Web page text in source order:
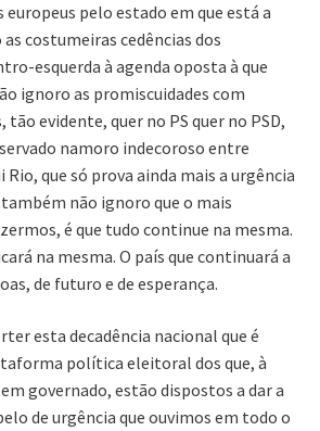
pelo estado em que está a
costumeiras cedências dos
esquerda à agenda oposta à que
ignoro as promiscuidades com
tão evidente, quer no PS quer no PSD,
namoro indecoroso entre
que só prova ainda mais a urgência
também não ignoro que o mais
é que tudo continue na mesma.
na mesma. O país que continuará a
de futuro e de esperança.
esta decadência nacional que é
política eleitoral dos que, à
governado, estão dispostos a dar a
de urgência que ouvimos em todo o